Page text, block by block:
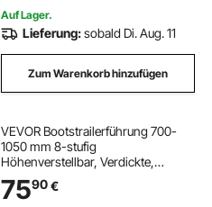
Auf Lager.
Lieferung:sobald Di. Aug. 11
Zum Warenkorb hinzufügen
VEVOR Bootstrailerführung 700-
1050 mm 8-stufig
Höhenverstellbar, Verdickte,
Hochbelastbare Führungen mit
Leichtgängiger Rollenführung, für
7590€